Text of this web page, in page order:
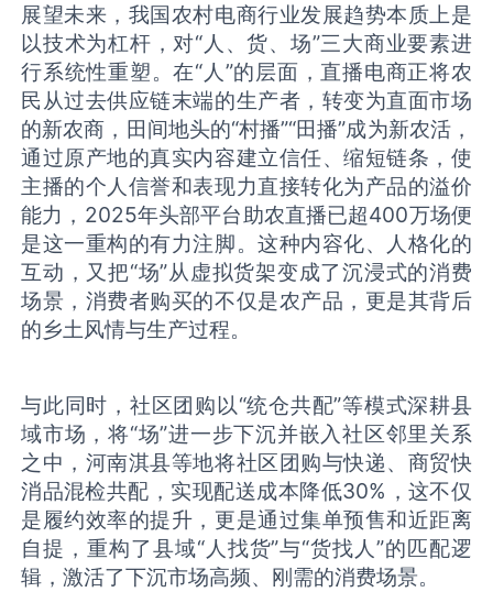
展望未来，我国农村电商行业发展趋势本质上是
以技术为杠杆，对“人、货、场”三大商业要素进
行系统性重塑。在“人”的层面，直播电商正将农
民从过去供应链末端的生产者，转变为直面市场
的新农商，田间地头的“村播”“田播”成为新农活，
通过原产地的真实内容建立信任、缩短链条，使
主播的个人信誉和表现力直接转化为产品的溢价
能力，2025年头部平台助农直播已超400万场便
是这一重构的有力注脚。这种内容化、人格化的
互动，又把“场”从虚拟货架变成了沉浸式的消费
场景，消费者购买的不仅是农产品，更是其背后
的乡土风情与生产过程。
与此同时，社区团购以“统仓共配”等模式深耕县
域市场，将“场”进一步下沉并嵌入社区邻里关系
之中，河南淇县等地将社区团购与快递、商贸快
消品混检共配，实现配送成本降低30%，这不仅
是履约效率的提升，更是通过集单预售和近距离
自提，重构了县域“人找货”与“货找人”的匹配逻
辑，激活了下沉市场高频、刚需的消费场景。